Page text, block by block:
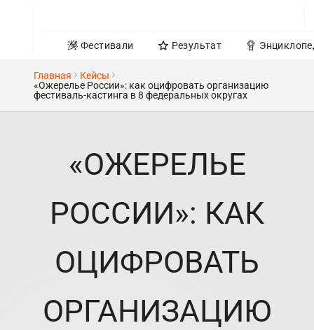
Фестивали Результат
Главная
Кейсы
«Ожерелье России»: как оцифровать организацию
фестиваль-кастинга в 8 федеральных округах
«ОЖЕРЕЛЬЕ
РОССИИ»: КАК
ОЦИФРОВАТЬ
ОРГАНИЗАЦИЮ